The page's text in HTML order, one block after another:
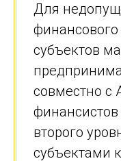
Для
субъектов
совместно с
второго
субъектами